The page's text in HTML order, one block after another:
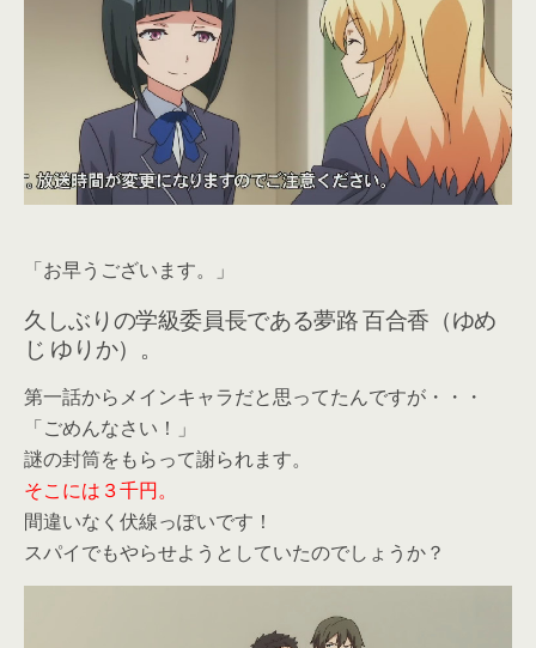
「お早うございます。」
久しぶりの学級委員長である夢路 百合香（ゆめ
じ ゆりか）。
第一話からメインキャラだと思ってたんですが・・・
「ごめんなさい！」
謎の封筒をもらって謝られます。
そこには３千円。
間違いなく伏線っぽいです！
スパイでもやらせようとしていたのでしょうか？